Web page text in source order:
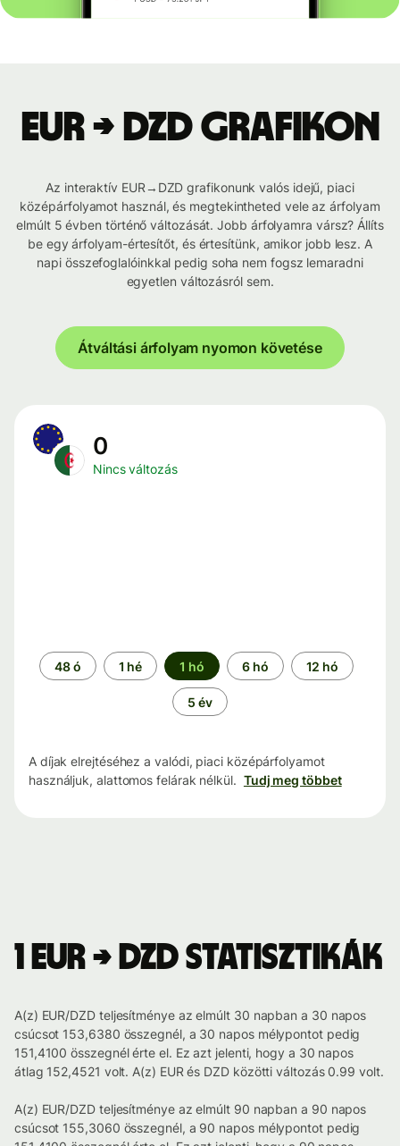
EUR → DZD grafikon
Az interaktív EUR→DZD grafikonunk valós idejű, piaci
középárfolyamot használ, és megtekintheted vele az árfolyam
elmúlt 5 évben történő változását. Jobb árfolyamra vársz? Állíts
be egy árfolyam-értesítőt, és értesítünk, amikor jobb lesz. A
napi összefoglalóinkkal pedig soha nem fogsz lemaradni
egyetlen változásról sem.
Átváltási árfolyam nyomon követése
0
Nincs változás
Időszak
48 ó 1 hé 1 hó 6 hó 12 hó
5 év
A díjak elrejtéséhez a valódi, piaci középárfolyamot
használjuk, alattomos felárak nélkül. Tudj meg többet
1 EUR → DZD statisztikák
A(z) EUR/DZD teljesítménye az elmúlt 30 napban a 30 napos
csúcsot 153,6380 összegnél, a 30 napos mélypontot pedig
151,4100 összegnél érte el. Ez azt jelenti, hogy a 30 napos
átlag 152,4521 volt. A(z) EUR és DZD közötti változás 0.99 volt.
A(z) EUR/DZD teljesítménye az elmúlt 90 napban a 90 napos
csúcsot 155,3060 összegnél, a 90 napos mélypontot pedig